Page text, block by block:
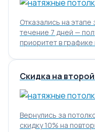
Отказались на
течение 7 дней —
приоритет в графике
Скидка на
Вернулись за
скидку 10% на